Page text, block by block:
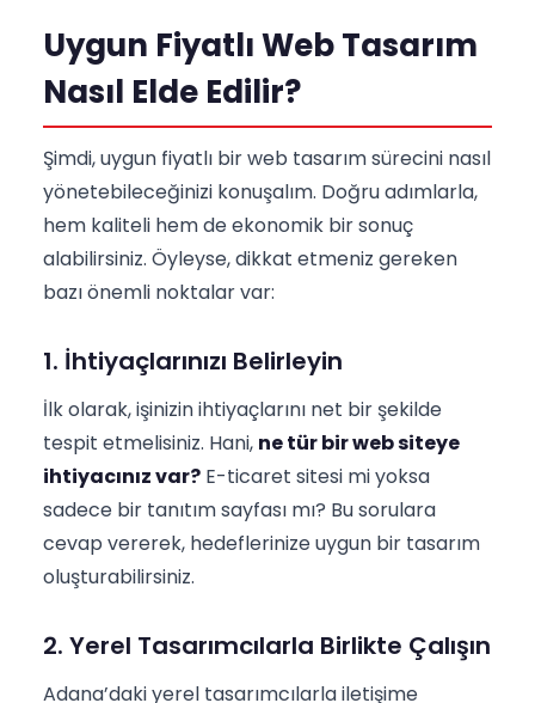
Uygun Fiyatlı Web Tasarım
Nasıl Elde Edilir?
Şimdi, uygun fiyatlı bir web tasarım sürecini nasıl
yönetebileceğinizi konuşalım. Doğru adımlarla,
hem kaliteli hem de ekonomik bir sonuç
alabilirsiniz. Öyleyse, dikkat etmeniz gereken
bazı önemli noktalar var:
1. İhtiyaçlarınızı Belirleyin
İlk olarak, işinizin ihtiyaçlarını net bir şekilde
tespit etmelisiniz. Hani, ne tür bir web siteye
ihtiyacınız var? E-ticaret sitesi mi yoksa
sadece bir tanıtım sayfası mı? Bu sorulara
cevap vererek, hedeflerinize uygun bir tasarım
oluşturabilirsiniz.
2. Yerel Tasarımcılarla Birlikte Çalışın
Adana’daki yerel tasarımcılarla iletişime